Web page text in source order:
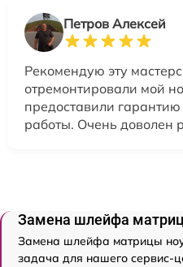
Петров Алексей
Рекомендую эту
отремонтировали мой
предоставили
работы. Очень доволен
Замена шлейфа
Замена шлейфа матрицы
задача для нашего сервис-